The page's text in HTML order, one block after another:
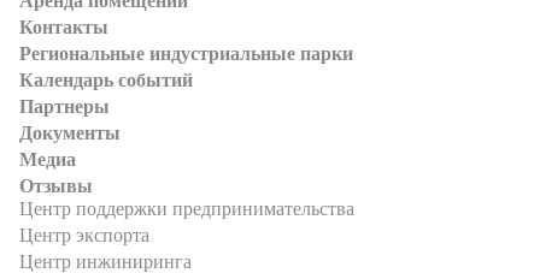
Контакты
Региональные индустриальные парки
Календарь событий
Партнеры
Документы
Медиа
Отзывы
Центр поддержки предпринимательства
Центр экспорта
Центр инжиниринга